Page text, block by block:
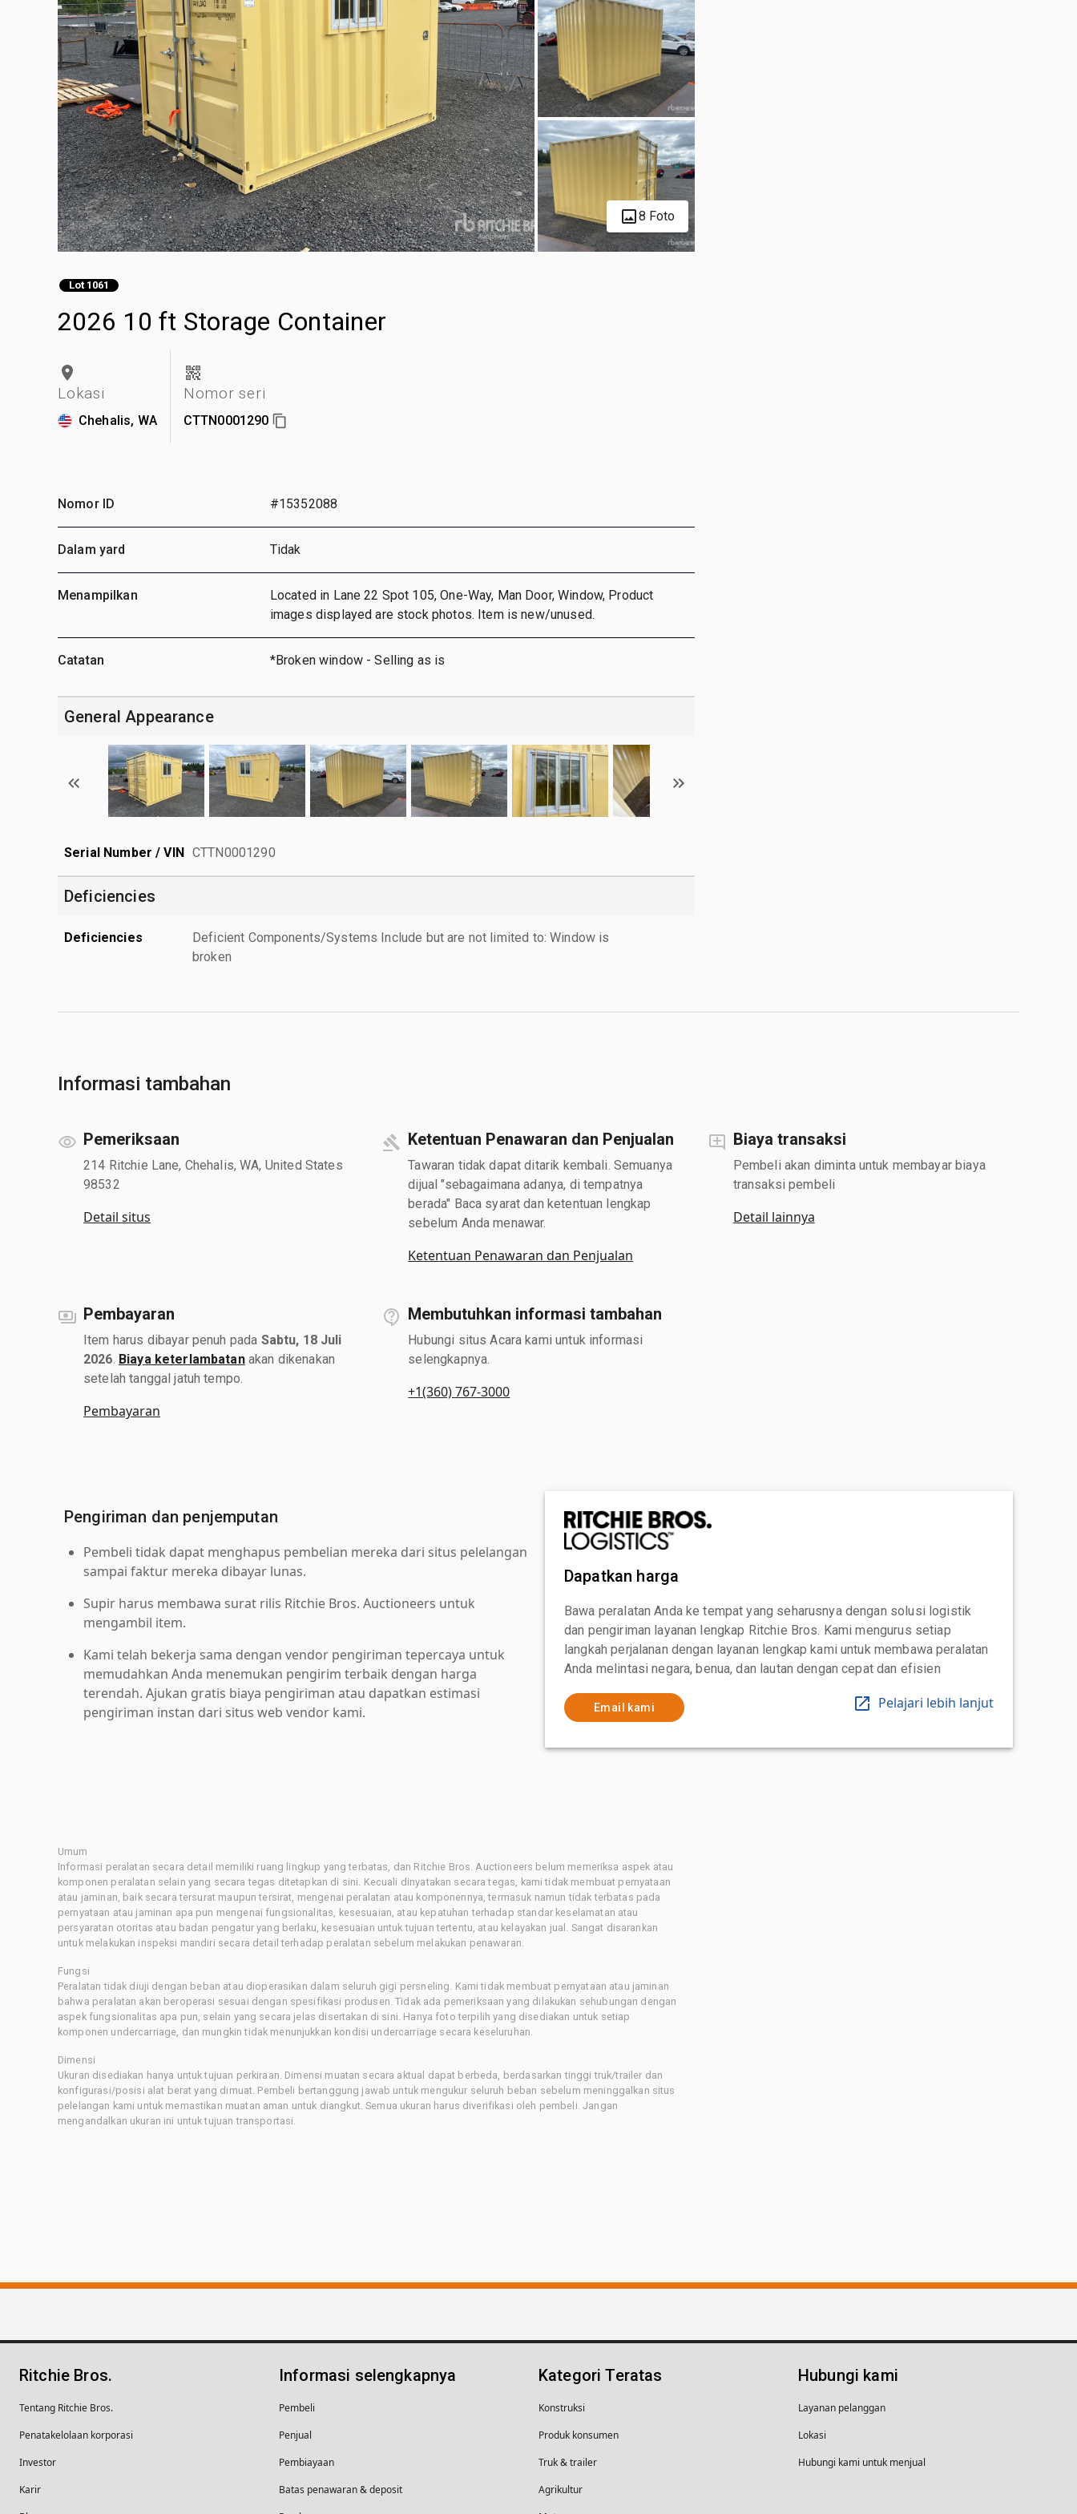
8 Foto
Lot 1061
2026 10 ft Storage Container
Lokasi
Chehalis, WA
Nomor seri
CTTN0001290
Nomor ID #15352088
Dalam yard Tidak
Menampilkan
Located in Lane 22 Spot 105, One-Way, Man Door, Window, Product
images displayed are stock photos. Item is new/unused.
Catatan *Broken window - Selling as is
General Appearance
Serial Number / VIN CTTN0001290
Deficiencies
Deficiencies
Deficient Components/Systems Include but are not limited to: Window is
broken
Informasi tambahan
Pemeriksaan
214 Ritchie Lane, Chehalis, WA, United States
98532
Detail situs
Ketentuan Penawaran dan Penjualan
Tawaran tidak dapat ditarik kembali. Semuanya
dijual "sebagaimana adanya, di tempatnya
berada" Baca syarat dan ketentuan lengkap
sebelum Anda menawar.
Ketentuan Penawaran dan Penjualan
Biaya transaksi
Pembeli akan diminta untuk membayar biaya
transaksi pembeli
Detail lainnya
Pembayaran
Item harus dibayar penuh pada Sabtu, 18 Juli
2026 Biaya keterlambatanakan dikenakan
setelah tanggal jatuh tempo.
Pembayaran
Membutuhkan informasi tambahan
Hubungi situs Acara kami untuk informasi
selengkapnya.
+1(360) 767-3000
Pengiriman dan penjemputan
Pembeli tidak dapat menghapus pembelian mereka dari situs pelelangan
sampai faktur mereka dibayar lunas.
Supir harus membawa surat rilis Ritchie Bros. Auctioneers untuk
mengambil item.
Kami telah bekerja sama dengan vendor pengiriman tepercaya untuk
memudahkan Anda menemukan pengirim terbaik dengan harga
terendah. Ajukan gratis biaya pengiriman atau dapatkan estimasi
pengiriman instan dari situs web vendor kami.
Dapatkan harga
Bawa peralatan Anda ke tempat yang seharusnya dengan solusi logistik
dan pengiriman layanan lengkap Ritchie Bros. Kami mengurus setiap
langkah perjalanan dengan layanan lengkap kami untuk membawa peralatan
Anda melintasi negara, benua, dan lautan dengan cepat dan efisien
Email kami Pelajari lebih lanjut
Umum
Informasi peralatan secara detail memiliki ruang lingkup yang terbatas, dan Ritchie Bros. Auctioneers belum memeriksa aspek atau
komponen peralatan selain yang secara tegas ditetapkan di sini. Kecuali dinyatakan secara tegas, kami tidak membuat pernyataan
atau jaminan, baik secara tersurat maupun tersirat, mengenai peralatan atau komponennya, termasuk namun tidak terbatas pada
pernyataan atau jaminan apa pun mengenai fungsionalitas, kesesuaian, atau kepatuhan terhadap standar keselamatan atau
persyaratan otoritas atau badan pengatur yang berlaku, kesesuaian untuk tujuan tertentu, atau kelayakan jual. Sangat disarankan
untuk melakukan inspeksi mandiri secara detail terhadap peralatan sebelum melakukan penawaran.
Fungsi
Peralatan tidak diuji dengan beban atau dioperasikan dalam seluruh gigi persneling. Kami tidak membuat pernyataan atau jaminan
bahwa peralatan akan beroperasi sesuai dengan spesifikasi produsen. Tidak ada pemeriksaan yang dilakukan sehubungan dengan
aspek fungsionalitas apa pun, selain yang secara jelas disertakan di sini. Hanya foto terpilih yang disediakan untuk setiap
komponen undercarriage, dan mungkin tidak menunjukkan kondisi undercarriage secara keseluruhan.
Dimensi
Ukuran disediakan hanya untuk tujuan perkiraan. Dimensi muatan secara aktual dapat berbeda, berdasarkan tinggi truk/trailer dan
konfigurasi/posisi alat berat yang dimuat. Pembeli bertanggung jawab untuk mengukur seluruh beban sebelum meninggalkan situs
pelelangan kami untuk memastikan muatan aman untuk diangkut. Semua ukuran harus diverifikasi oleh pembeli. Jangan
mengandalkan ukuran ini untuk tujuan transportasi.
Ritchie Bros.
Tentang Ritchie Bros.
Penatakelolaan korporasi
Investor
Karir
Informasi selengkapnya
Pembeli
Penjual
Pembiayaan
Batas penawaran & deposit
Kategori Teratas
Konstruksi
Produk konsumen
Truk & trailer
Agrikultur
Hubungi kami
Layanan pelanggan
Lokasi
Hubungi kami untuk menjual